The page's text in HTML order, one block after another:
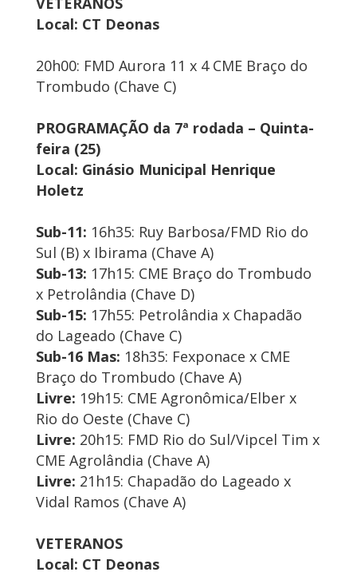
Local: CT Deonas
20h00: FMD Aurora 11 x 4 CME Braço do
Trombudo (Chave C)
PROGRAMAÇÃO da 7ª rodada – Quinta-
feira (25)
Local: Ginásio Municipal Henrique
Holetz
Sub-11: 16h35: Ruy Barbosa/FMD Rio do
Sul (B) x Ibirama (Chave A)
Sub-13: 17h15: CME Braço do Trombudo
x Petrolândia (Chave D)
Sub-15: 17h55: Petrolândia x Chapadão
do Lageado (Chave C)
Sub-16 Mas: 18h35: Fexponace x CME
Braço do Trombudo (Chave A)
Livre: 19h15: CME Agronômica/Elber x
Rio do Oeste (Chave C)
Livre: 20h15: FMD Rio do Sul/Vipcel Tim x
CME Agrolândia (Chave A)
Livre: 21h15: Chapadão do Lageado x
Vidal Ramos (Chave A)
VETERANOS
Local: CT Deonas